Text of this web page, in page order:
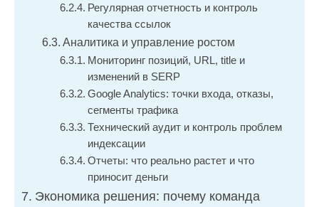
Регулярная отчетность и контроль
качества ссылок
Аналитика и управление ростом
Мониторинг позиций, URL, title и
изменений в SERP
Google Analytics: точки входа, отказы,
сегменты трафика
Технический аудит и контроль проблем
индексации
Отчеты: что реально растет и что
приносит деньги
Экономика решения: почему команда